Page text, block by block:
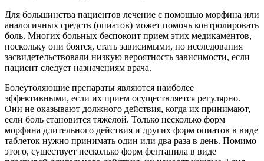
Для большинства пациентов лечение с помощью морфина или
аналогичных средств (опиатов) может помочь контролировать
боль. Многих больных беспокоит прием этих медикаментов,
поскольку они боятся, стать зависимыми, но исследования
засвидетельствовали низкую вероятность зависимости, если
пациент следует назначениям врача.
Болеутоляющие препараты являются наиболее
эффективными, если их прием осуществляется регулярно.
Они не оказывают должного действия, когда их принимают,
если боль становится тяжелой. Только несколько форм
морфина длительного действия и других форм опиатов в виде
таблеток нужно принимать один или два раза в день. Помимо
этого, существует несколько форм фентанила в виде